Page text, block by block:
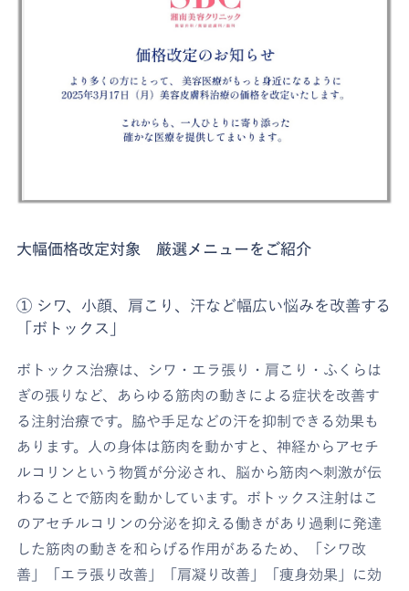
大幅価格改定対象 厳選メニューをご紹介
① シワ、小顔、肩こり、汗など幅広い悩みを改善する
「ボトックス」
ボトックス治療は、シワ・エラ張り・肩こり・ふくらは
ぎの張りなど、あらゆる筋肉の動きによる症状を改善す
る注射治療です。脇や手足などの汗を抑制できる効果も
あります。人の身体は筋肉を動かすと、神経からアセチ
ルコリンという物質が分泌され、脳から筋肉へ刺激が伝
わることで筋肉を動かしています。ボトックス注射はこ
のアセチルコリンの分泌を抑える働きがあり過剰に発達
した筋肉の動きを和らげる作用があるため、「シワ改
善」「エラ張り改善」「肩凝り改善」「痩身効果」に効